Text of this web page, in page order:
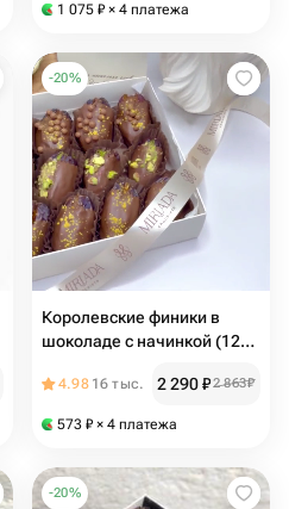
1 075 ₽ × 4 платежа
-20%
Королевские финики в
шоколаде с начинкой (12
4.98 16 тыс. 2 290₽2 863₽
573 ₽ × 4 платежа
-20%